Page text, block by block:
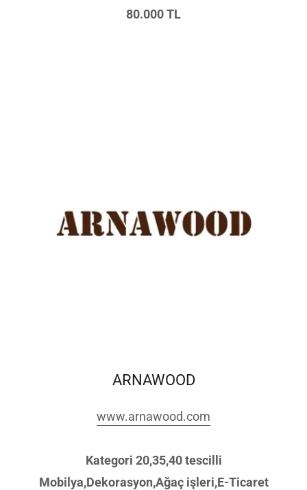
80.000 TL
ARNAWOOD
www.arnawood.com
Kategori 20,35,40 tescilli
Mobilya,Dekorasyon,Ağaç işleri,E-Ticaret